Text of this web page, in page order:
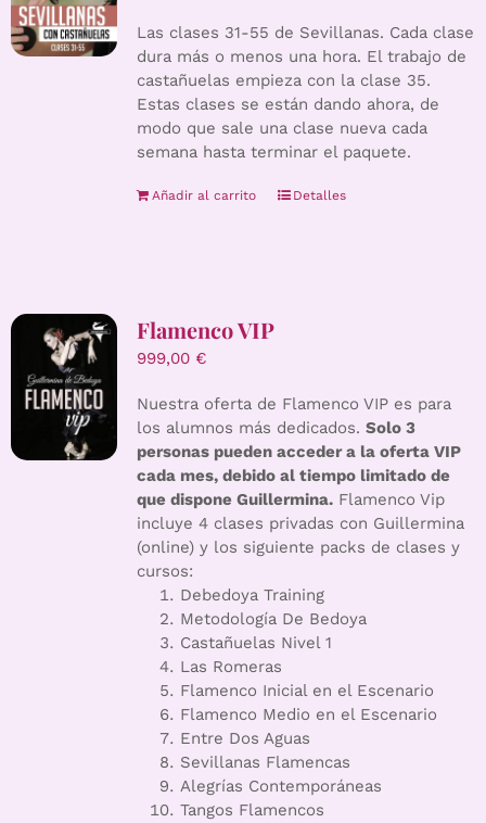
Las clases 31-55 de Sevillanas. Cada clase
dura más o menos una hora. El trabajo de
castañuelas empieza con la clase 35.
Estas clases se están dando ahora, de
modo que sale una clase nueva cada
semana hasta terminar el paquete.
Añadir al carrito Detalles
Flamenco VIP
999,00 €
Nuestra oferta de Flamenco VIP es para
los alumnos más dedicados. Solo 3
personas pueden acceder a la oferta VIP
cada mes, debido al tiempo limitado de
que dispone Guillermina.Flamenco Vip
incluye 4 clases privadas con Guillermina
(online) y los siguiente packs de clases y
cursos:
Debedoya Training
Metodología De Bedoya
Castañuelas Nivel 1
Las Romeras
Flamenco Inicial en el Escenario
Flamenco Medio en el Escenario
Entre Dos Aguas
Sevillanas Flamencas
Alegrías Contemporáneas
Tangos Flamencos